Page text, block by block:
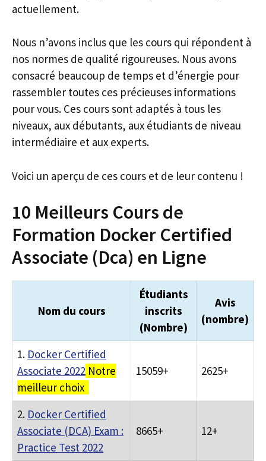
actuellement.
Nous n’avons inclus que les cours qui répondent à
nos normes de qualité rigoureuses. Nous avons
consacré beaucoup de temps et d’énergie pour
rassembler toutes ces précieuses informations
pour vous. Ces cours sont adaptés à tous les
niveaux, aux débutants, aux étudiants de niveau
intermédiaire et aux experts.
Voici un aperçu de ces cours et de leur contenu !
10 Meilleurs Cours de
Formation Docker Certified
Associate (Dca) en Ligne
Nom du cours
Étudiants
inscrits
(Nombre)
Avis
(nombre)
1. Docker Certified
Associate 2022 Notre
meilleur choix
15059+ 2625+
2. Docker Certified
Associate (DCA) Exam :
Practice Test 2022
8665+ 12+